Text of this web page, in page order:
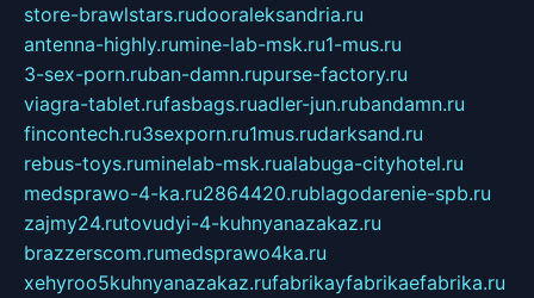
store-brawlstars.rudooraleksandria.ru
antenna-highly.rumine-lab-msk.ru1-mus.ru
3-sex-porn.ruban-damn.rupurse-factory.ru
viagra-tablet.rufasbags.ruadler-jun.rubandamn.ru
fincontech.ru3sexporn.ru1mus.rudarksand.ru
rebus-toys.ruminelab-msk.rualabuga-cityhotel.ru
medsprawo-4-ka.ru2864420.rublagodarenie-spb.ru
zajmy24.rutovudyi-4-kuhnyanazakaz.ru
brazzerscom.rumedsprawo4ka.ru
xehyroo5kuhnyanazakaz.rufabrikayfabrikaefabrika.ru